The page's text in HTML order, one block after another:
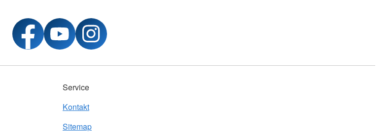
Service
Kontakt
Sitemap